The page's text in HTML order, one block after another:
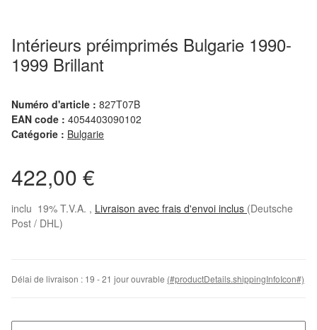
Intérieurs préimprimés Bulgarie 1990-
1999 Brillant
Numéro d'article : 827T07B
EAN code : 4054403090102
Catégorie : Bulgarie
422,00 €
inclu 19% T.V.A. , Livraison avec frais d'envoi inclus (Deutsche
Post / DHL)
Délai de livraison : 19 - 21 jour ouvrable (#productDetails.shippingInfoIcon#)